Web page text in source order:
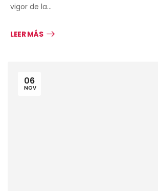
vigor de la…
LEER MÁS
06
NOV